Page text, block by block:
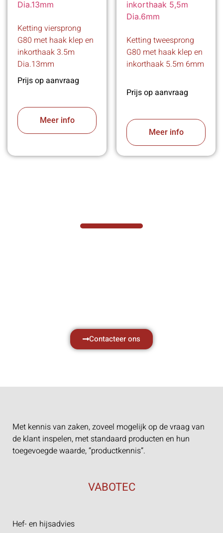
Ketting viersprong
G80 met haak klep en
inkorthaak 3.5m
Dia.13mm
Prijs op aanvraag
Meer info
Ketting tweesprong
G80 met haak klep en
inkorthaak 5.5m 6mm
Prijs op aanvraag
Meer info
Contacteer ons
Met kennis van zaken, zoveel mogelijk op de vraag van
de klant inspelen, met standaard producten en hun
toegevoegde waarde, “productkennis”.
VABOTEC
Hef- en hijsadvies